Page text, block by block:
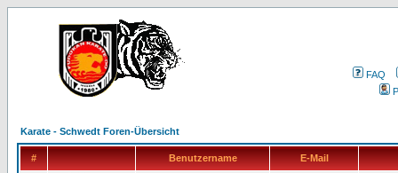
FAQ
Karate - Schwedt Foren-Übersicht
# Benutzername E-Mail